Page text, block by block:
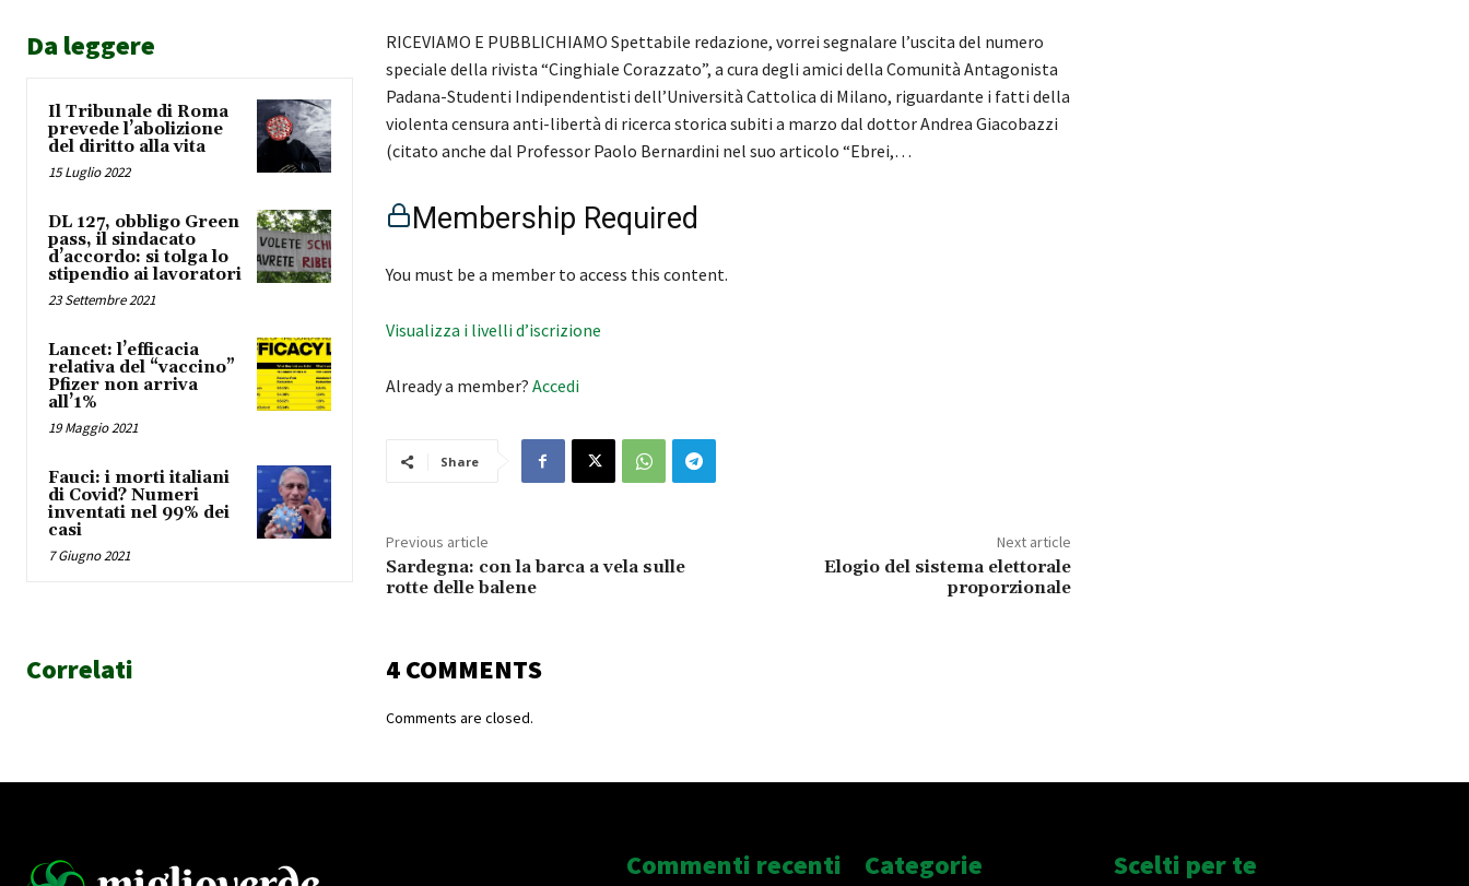
Da leggere
Il Tribunale di Roma
prevede l’abolizione
del diritto alla vita
15 Luglio 2022
DL 127, obbligo Green
pass, il sindacato
d’accordo: si tolga lo
stipendio ai lavoratori
23 Settembre 2021
Lancet: l’efficacia
relativa del “vaccino”
Pfizer non arriva
all’1%
19 Maggio 2021
Fauci: i morti italiani
di Covid? Numeri
inventati nel 99% dei
casi
7 Giugno 2021
RICEVIAMO E PUBBLICHIAMO Spettabile redazione, vorrei segnalare l’uscita del numero
speciale della rivista “Cinghiale Corazzato”, a cura degli amici della Comunità Antagonista
Padana-Studenti Indipendentisti dell’Università Cattolica di Milano, riguardante i fatti della
violenta censura anti-libertà di ricerca storica subiti a marzo dal dottor Andrea Giacobazzi
(citato anche dal Professor Paolo Bernardini nel suo articolo “Ebrei,…
Membership Required
You must be a member to access this content.
Visualizza i livelli d’iscrizione
Already a member? Accedi
Share
Previous article
Sardegna: con la barca a vela sulle
rotte delle balene
Next article
Elogio del sistema elettorale
proporzionale
Correlati 4 COMMENTS
Comments are closed.
Commenti recenti
Categorie
Scelti per te